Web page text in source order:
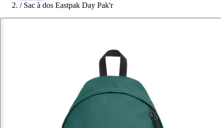
/ Sac à dos Eastpak Day Pak'r